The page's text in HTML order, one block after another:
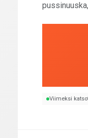
Viimeksi